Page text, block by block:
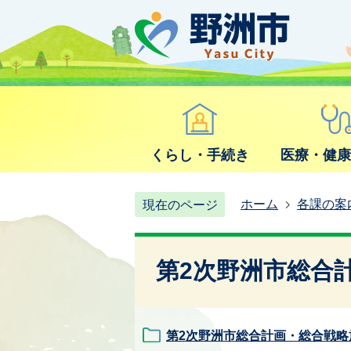
くらし・手続き 医療・健
現在のページ ホーム 各課の案
第2次野洲市総合
第2次野洲市総合計画・総合戦